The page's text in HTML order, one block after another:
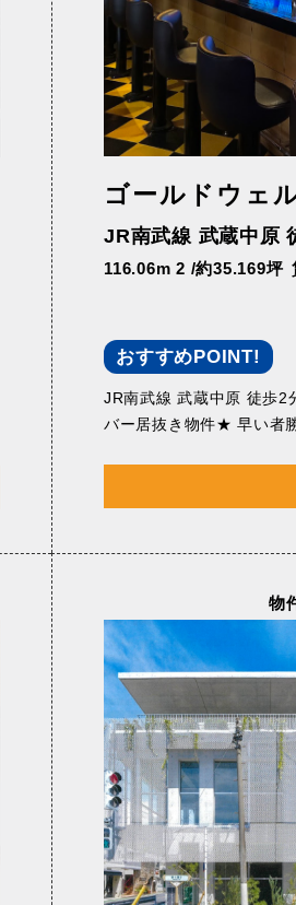
ゴールドウェ
JR南武線 武蔵中原
116.06m 2 /約35.169坪
おすすめPOINT!
JR南武線 武蔵中原 徒歩2
バー居抜き物件★ 早い者
物